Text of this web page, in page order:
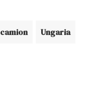
camion Ungaria